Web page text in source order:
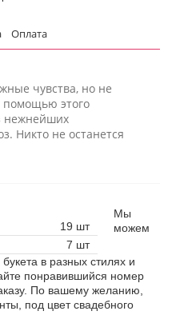
Оплата
чувства, но не
помощью этого
нежнейших
Никто не останется
19 шт
7 шт
Мы
можем
в разных стилях и
понравившийся номер
По вашему желанию,
под цвет свадебного